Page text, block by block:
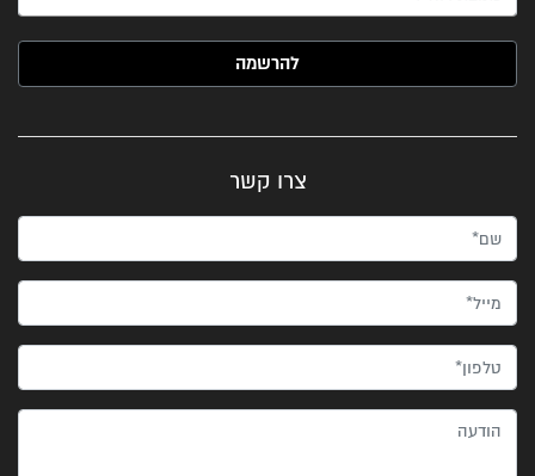
האימייל שלך (חובה)
צרו קשר